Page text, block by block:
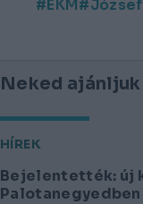
ÉKM
Neked ajánljuk
HÍREK
Bejelentették: új
Palotanegyedben